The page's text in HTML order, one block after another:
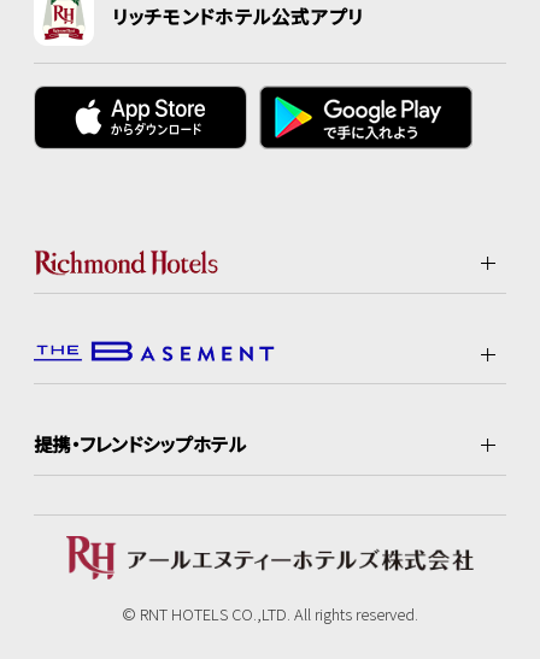
リッチモンドホテル公式アプリ
提携・フレンドシップホテル
© RNT HOTELS CO.,LTD. All rights reserved.